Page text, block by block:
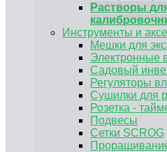
Растворы
Инструменты и
Мешки для
Электронные
Садовый
Регуляторы
Сушилки для
Розетка -
Подвесы
Сетки SCROG